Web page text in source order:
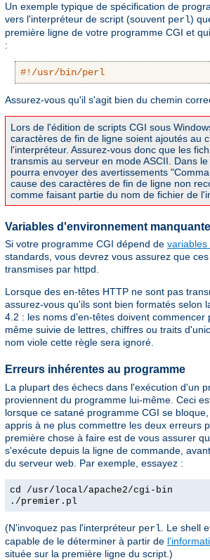
Un exemple typique de spécification de
vers l'interpréteur de script (souvent perl)
première ligne de votre programme CGI et
:
#!/usr/bin/perl
Assurez-vous qu'il s'agit bien du chemin
Lors de l'édition de scripts CGI sous
caractères de fin de ligne soient ajoutés au
l'interpréteur. Assurez-vous donc que les
transmis au serveur en mode ASCII. Dans
pourra envoyer des avertissements
cause des caractères de fin de ligne non
comme faisant partie du nom de fichier de
Variables d'environnement
Si votre programme CGI dépend de
standards, vous devrez vous assurez que
transmises par httpd.
Lorsque des en-têtes HTTP ne sont pas
assurez-vous qu'ils sont bien formatés selon
4.2 : les noms d'en-têtes doivent commencer
même suivie de lettres, chiffres ou traits
nom viole cette règle sera ignoré.
Erreurs inhérentes au programme
La plupart des échecs dans l'exécution d'un
proviennent du programme lui-même. Ceci
lorsque ce satané programme CGI se
appris à ne plus commettre les deux erreurs
première chose à faire est de vous assurer
s'exécute depuis la ligne de commande,
du serveur web. Par exemple, essayez :
cd /usr/local/apache2/cgi-bin
./premier.pl
(N'invoquez pas l'interpréteur perl . Le shell
capable de le déterminer à partir de
située sur la première ligne du script.)